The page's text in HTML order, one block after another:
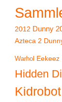
2012 Dunny
Azteca 2
Warhol Eekeez
Hidden